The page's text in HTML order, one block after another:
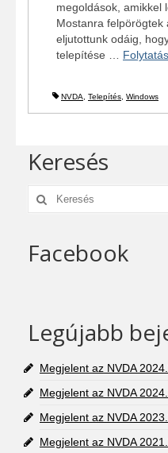
megoldások, amikkel
Mostanra felpörögtek
eljutottunk odáig,
telepítése … Folytatás
NVDA, Telepítés, Windows
Keresés
Keresés:
Facebook
Legújabb
Megjelent az NVDA
Megjelent az NVDA
Megjelent az NVDA
Megjelent az NVDA